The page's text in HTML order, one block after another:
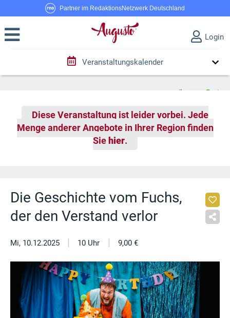
Partner im RedaktionsNetzwerk Deutschland
Login
Veranstaltungskalender
Diese Veranstaltung ist leider vorbei. Jede
Menge anderer Angebote in Ihrer Region finden
Sie hier.
Die Geschichte vom Fuchs,
der den Verstand verlor
Mi, 10.12.2025 | 10 Uhr | 9,00 €